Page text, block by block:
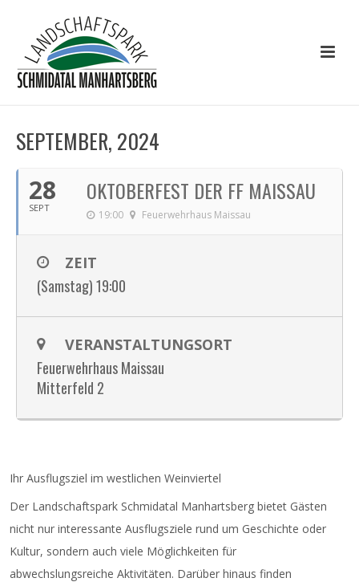
SEPTEMBER, 2024
28
SEPT
OKTOBERFEST DER FF MAISSAU
19:00 Feuerwehrhaus Maissau
ZEIT
(Samstag) 19:00
VERANSTALTUNGSORT
Feuerwehrhaus Maissau
Mitterfeld 2
Ihr Ausflugsziel im westlichen Weinviertel
Der Landschaftspark Schmidatal Manhartsberg bietet Gästen
nicht nur interessante Ausflugsziele rund um Geschichte oder
Kultur, sondern auch viele Möglichkeiten für
abwechslungsreiche Aktivitäten. Darüber hinaus finden